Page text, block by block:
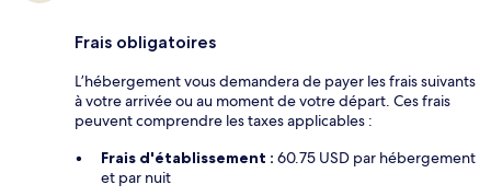
Frais obligatoires
L’hébergement vous demandera de payer les frais suivants
à votre arrivée ou au moment de votre départ. Ces frais
peuvent comprendre les taxes applicables :
Frais d'établissement : 60.75 USD par hébergement
et par nuit